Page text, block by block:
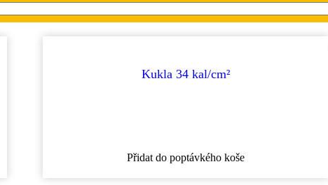
Kukla 34 kal/cm²
Přidat do poptávkého koše